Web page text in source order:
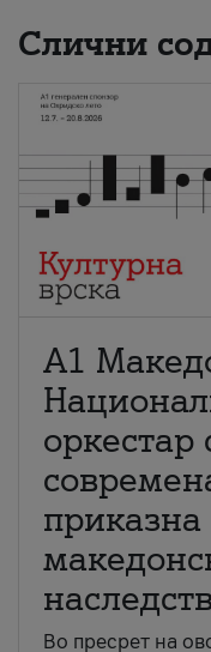
Слични
А1
оркестар
Во пресрет на